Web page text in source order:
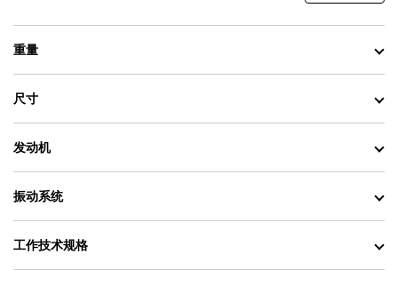
重量
尺寸
发动机
振动系统
工作技术规格